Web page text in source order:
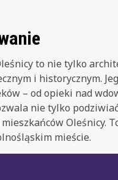
to nie tylko
i historycznym.
– od opieki nad
nie tylko
Oleśnicy.
mieście.